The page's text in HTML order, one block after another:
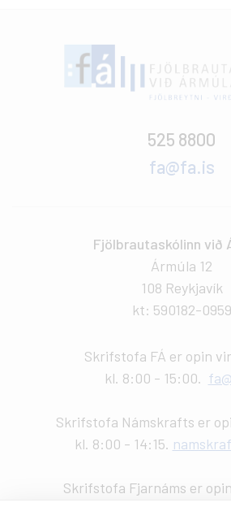
525 8800
fa@fa.is
Fjölbrautaskólinn við
Ármúla 12
108 Reykjavík
kt: 590182-0959
Skrifstofa FÁ er opin
kl. 8:00 - 15:00.
Skrifstofa Námskrafts er
kl. 8:00 - 14:15.
Skrifstofa Fjarnáms er